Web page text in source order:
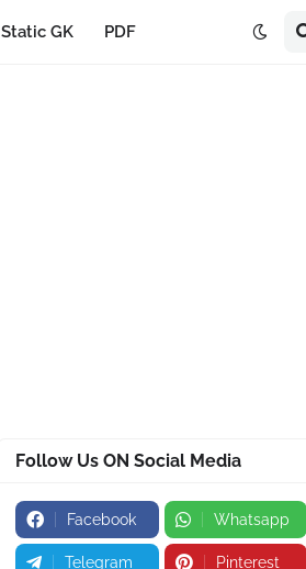
Static GK PDF
Follow Us ON Social Media
Facebook Whatsapp
Telegram Pinterest